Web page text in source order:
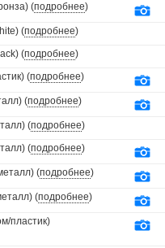
(подробнее)
(подробнее)
(подробнее)
(подробнее)
(подробнее)
(подробнее)
(подробнее)
(подробнее)
(подробнее)
пластик)